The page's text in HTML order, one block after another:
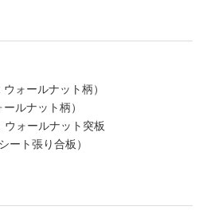
ォールナット柄）
ルナット柄）
ウォールナット突板
ート張り合板）